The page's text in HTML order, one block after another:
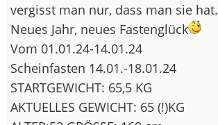
vergisst man nur, dass man sie hat.
Neues Jahr, neues Fastenglück
Vom 01.01.24-14.01.24
Scheinfasten 14.01.-18.01.24
STARTGEWICHT: 65,5 KG
AKTUELLES GEWICHT: 65 (!)KG